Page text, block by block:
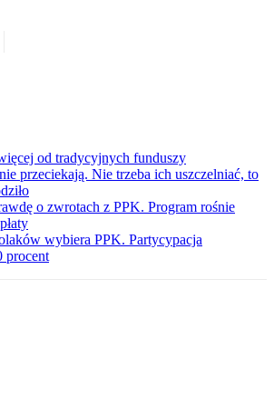
od tradycyjnych funduszy
przeciekają. Nie trzeba ich uszczelniać, to
o zwrotach z PPK. Program rośnie
wybiera PPK. Partycypacja
procent